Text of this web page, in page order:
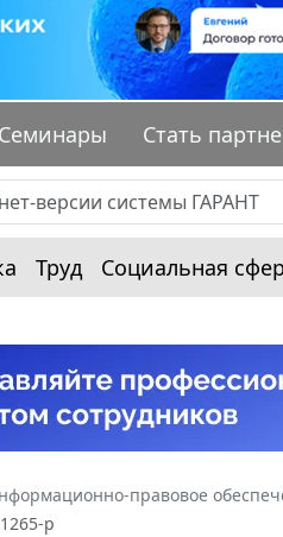
Семинары Стать
Труд Социальная
правовое
р